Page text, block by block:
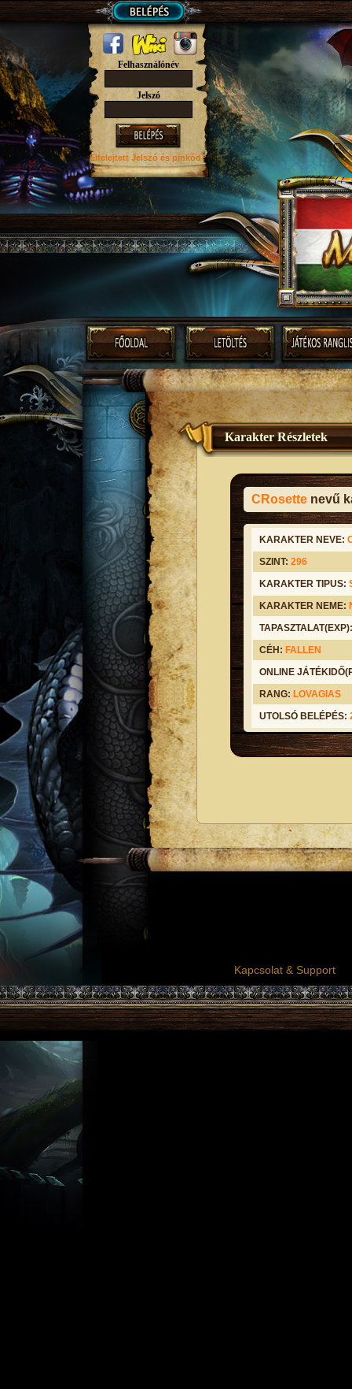
Felhasználónév
Jelszó
Elfelejtett Jelszó és pinkód?
Karakter Részletek
CRosette nevű
KARAKTER NEVE:
SZINT: 296
KARAKTER TIPUS:
KARAKTER NEME:
CÉH: FALLEN
ONLINE
RANG: LOVAGIAS
UTOLSÓ BELÉPÉS:
Kapcsolat & Support